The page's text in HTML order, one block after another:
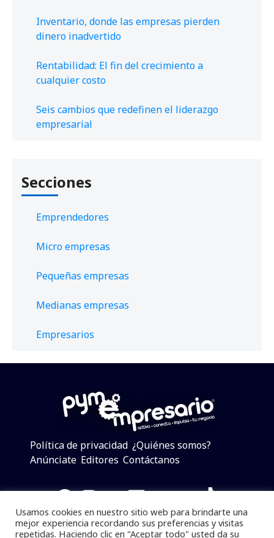
Inventario, donde las empresas pierden
dinero inadvertido
Rentabilidad: El fin del crecimiento a
cualquier costo
Seis cambios que redefinen el liderazgo
empresarial
Secciones
Emprendedores
Micro empresas
Pequeñas empresas
Medianas empresas
Empresarios
Política de privacidad ¿Quiénes somos?
Anúnciate Editores Contáctanos
Facebook
Instagram
Twitter
LinkedIn
Telegram
YouTube
TikTok
Usamos cookies en nuestro sitio web para brindarte una
mejor experiencia recordando sus preferencias y visitas
repetidas. Haciendo clic en "Aceptar todo" usted da su